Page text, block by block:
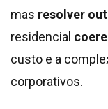
mas resolver
residencial
custo e a
corporativos.